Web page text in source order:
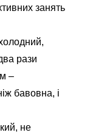
занять
рази
–
бавовна, і
не